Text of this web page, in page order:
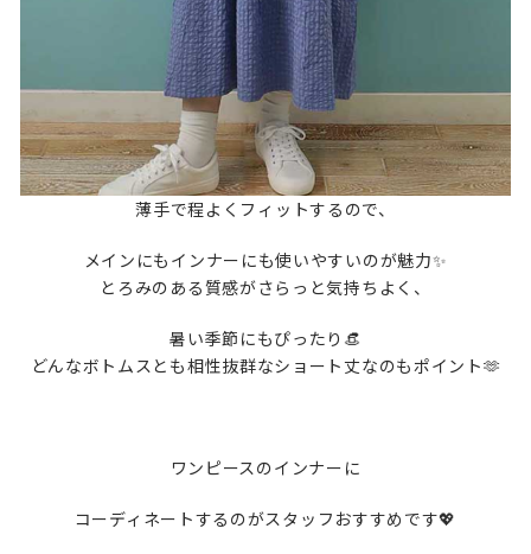
薄手で程よくフィットするので、
メインにもインナーにも使いやすいのが魅力✨
とろみのある質感がさらっと気持ちよく、
暑い季節にもぴったり👒
どんなボトムスとも相性抜群なショート丈なのもポイント🫶
ワンピースのインナーに
コーディネートするのがスタッフおすすめです💖